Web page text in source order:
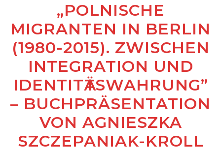
„POLNISCHE
MIGRANTEN IN BERLIN
(1980-2015). ZWISCHEN
INTEGRATION UND
IDENTITӒTSWAHRUNG”
– BUCHPRÄSENTATION
VON AGNIESZKA
SZCZEPANIAK-KROLL